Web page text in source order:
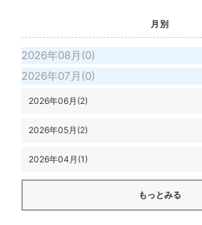
月別
2026年08月(0)
2026年07月(0)
2026年06月(2)
2026年05月(2)
2026年04月(1)
もっとみる